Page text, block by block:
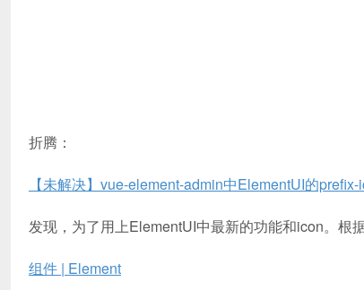
折腾：
【未解决】vue-element-admin中ElementUI的
发现，为了用上ElementUI中最新的功能和icon。根
组件 | Element